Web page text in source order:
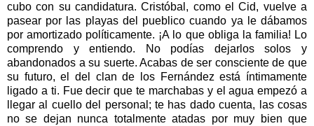
cubo con su candidatura. Cristóbal, como el Cid, vuelve a
pasear por las playas del pueblico cuando ya le dábamos
por amortizado políticamente. ¡A lo que obliga la familia! Lo
comprendo y entiendo. No podías dejarlos solos y
abandonados a su suerte. Acabas de ser consciente de que
su futuro, el del clan de los Fernández está íntimamente
ligado a ti. Fue decir que te marchabas y el agua empezó a
llegar al cuello del personal; te has dado cuenta, las cosas
no se dejan nunca totalmente atadas por muy bien que